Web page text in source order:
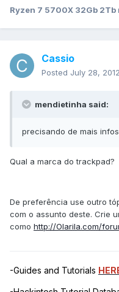
Ryzen 7 5700X 32Gb 2Tb
Cassio
Posted July 28, 2012
mendietinha said:
precisando de mais
Qual a marca do trackpad?
De preferência use outro
com o assunto deste. Crie
como http://Olarila.com/
-Guides and Tutorials